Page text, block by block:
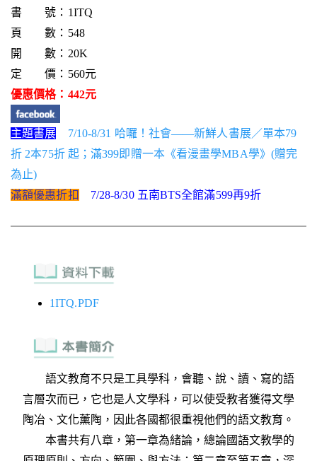
書 號：1ITQ
頁 數：548
開 數：20K
定 價：560元
優惠價格：442元
主題書展
7/10-8/31 哈囉！社會——新鮮人書展／單本79
折 2本75折 起；滿399即贈一本《看漫畫學MBA學》(贈完
為止)
滿額優惠折扣
7/28-8/30 五南BTS全館滿599再9折
1ITQ.PDF